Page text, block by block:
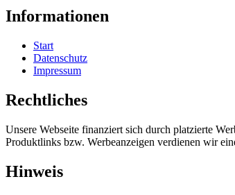
Informationen
Start
Datenschutz
Impressum
Rechtliches
Unsere Webseite finanziert sich durch platzierte
Produktlinks bzw. Werbeanzeigen verdienen wir
Hinweis